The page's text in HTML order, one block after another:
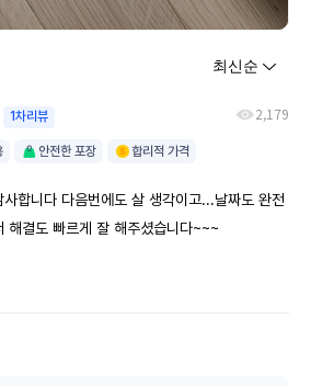
1차리뷰 2,179
안전한 포장 합리적 가격
합니다 다음번에도 살 생각이고...날짜도 완전
해결도 빠르게 잘 해주셨습니다~~~